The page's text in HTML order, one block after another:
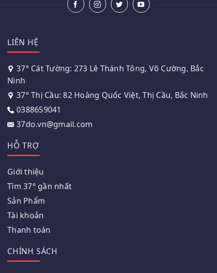
LIÊN HỆ
37° Cát Tường: 273 Lê Thánh Tông, Võ Cường, Bắc
Ninh
37° Thị Cầu: 82 Hoàng Quốc Việt, Thị Cầu, Bắc Ninh
0388659041
37do.vn@gmail.com
HỖ TRỢ
Giới thiệu
Tìm 37° gần nhất
Sản Phẩm
Tài khoản
Thanh toán
CHÍNH SÁCH